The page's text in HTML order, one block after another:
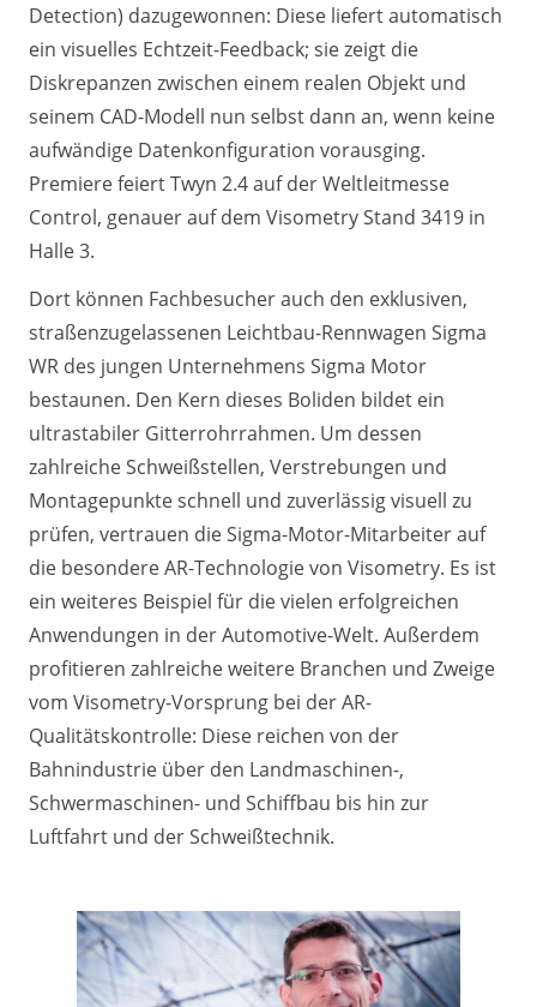
Detection) dazugewonnen: Diese liefert automatisch
ein visuelles Echtzeit-Feedback; sie zeigt die
Diskrepanzen zwischen einem realen Objekt und
seinem CAD-Modell nun selbst dann an, wenn keine
aufwändige Datenkonfiguration vorausging.
Premiere feiert Twyn 2.4 auf der Weltleitmesse
Control, genauer auf dem Visometry Stand 3419 in
Halle 3.
Dort können Fachbesucher auch den exklusiven,
straßenzugelassenen Leichtbau-Rennwagen Sigma
WR des jungen Unternehmens Sigma Motor
bestaunen. Den Kern dieses Boliden bildet ein
ultrastabiler Gitterrohrrahmen. Um dessen
zahlreiche Schweißstellen, Verstrebungen und
Montagepunkte schnell und zuverlässig visuell zu
prüfen, vertrauen die Sigma-Motor-Mitarbeiter auf
die besondere AR-Technologie von Visometry. Es ist
ein weiteres Beispiel für die vielen erfolgreichen
Anwendungen in der Automotive-Welt. Außerdem
profitieren zahlreiche weitere Branchen und Zweige
vom Visometry-Vorsprung bei der AR-
Qualitätskontrolle: Diese reichen von der
Bahnindustrie über den Landmaschinen-,
Schwermaschinen- und Schiffbau bis hin zur
Luftfahrt und der Schweißtechnik.